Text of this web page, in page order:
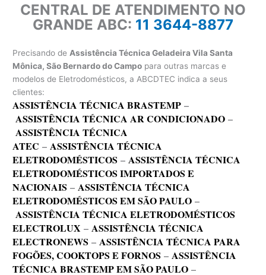
CENTRAL DE ATENDIMENTO NO
GRANDE ABC: 11 3644-8877
Precisando de Assistência Técnica Geladeira Vila Santa
Mônica, São Bernardo do Campo para outras marcas e
modelos de Eletrodomésticos, a ABCDTEC indica a seus
clientes:
ASSISTÊNCIA TÉCNICA BRASTEMP –
ASSISTÊNCIA TÉCNICA AR CONDICIONADO –
ASSISTÊNCIA TÉCNICA
ATEC –ASSISTÊNCIA TÉCNICA
ELETRODOMÉSTICOS –ASSISTÊNCIA TÉCNICA
ELETRODOMÉSTICOS IMPORTADOS E
NACIONAIS –ASSISTÊNCIA TÉCNICA
ELETRODOMÉSTICOS EM SÃO PAULO –
ASSISTÊNCIA TÉCNICA ELETRODOMÉSTICOS
ELECTROLUX –ASSISTÊNCIA TÉCNICA
ELECTRONEWS –ASSISTÊNCIA TÉCNICA PARA
FOGÕES, COOKTOPS E FORNOS –ASSISTÊNCIA
TÉCNICA BRASTEMP EM SÃO PAULO –